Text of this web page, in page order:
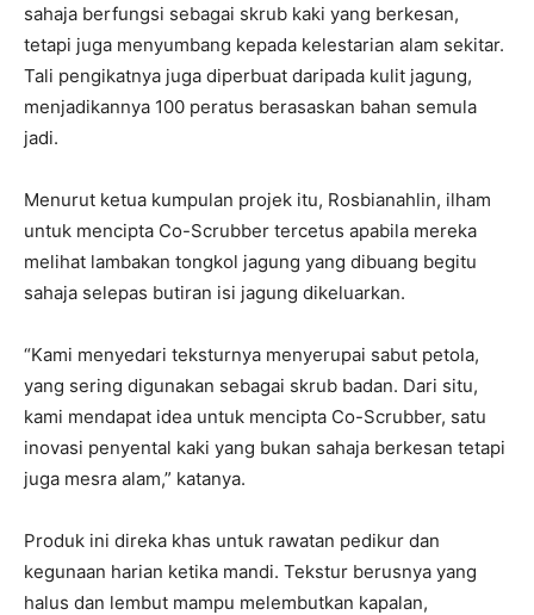
sahaja berfungsi sebagai skrub kaki yang berkesan,
tetapi juga menyumbang kepada kelestarian alam sekitar.
Tali pengikatnya juga diperbuat daripada kulit jagung,
menjadikannya 100 peratus berasaskan bahan semula
jadi.
Menurut ketua kumpulan projek itu, Rosbianahlin, ilham
untuk mencipta Co-Scrubber tercetus apabila mereka
melihat lambakan tongkol jagung yang dibuang begitu
sahaja selepas butiran isi jagung dikeluarkan.
“Kami menyedari teksturnya menyerupai sabut petola,
yang sering digunakan sebagai skrub badan. Dari situ,
kami mendapat idea untuk mencipta Co-Scrubber, satu
inovasi penyental kaki yang bukan sahaja berkesan tetapi
juga mesra alam,” katanya.
Produk ini direka khas untuk rawatan pedikur dan
kegunaan harian ketika mandi. Tekstur berusnya yang
halus dan lembut mampu melembutkan kapalan,